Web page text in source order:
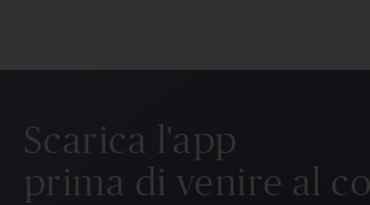
Scarica l'app
prima di venire al